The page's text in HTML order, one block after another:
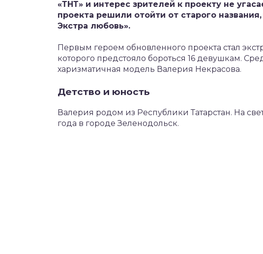
«ТНТ» и интерес зрителей к проекту не
проекта решили отойти от старого
Экстра любовь».
Первым героем обновленного проекта стал
которого предстояло бороться 16 девушкам.
харизматичная модель Валерия Некрасова.
Детство и юность
Валерия родом из Республики Татарстан. На
года в городе Зеленодольск.